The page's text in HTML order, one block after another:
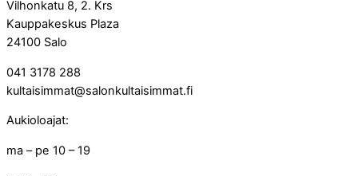
Vilhonkatu 8, 2. Krs
Kauppakeskus Plaza
24100 Salo
041 3178 288
kultaisimmat@salonkultaisimmat.fi
Aukioloajat:
ma – pe 10 – 19